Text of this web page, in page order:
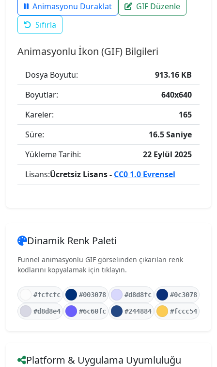
Animasyonu Duraklat
GIF Düzenle
Sıfırla
Animasyonlu İkon (GIF) Bilgileri
Dosya Boyutu:
913.16 KB
Boyutlar:
640x640
Kareler:
165
Süre:
16.5 Saniye
Yükleme Tarihi:
22 Eylül 2025
Lisans:Ücretsiz Lisans - CC0 1.0 Evrensel
Dinamik Renk Paleti
Funnel animasyonlu GIF görselinden çıkarılan renk
kodlarını kopyalamak için tıklayın.
#fcfcfc #003078 #d8d8fc #0c3078
#d8d8e4 #6c60fc #244884 #fccc54
Platform & Uygulama Uyumluluğu